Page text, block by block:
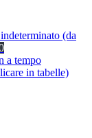
(da
a tempo
in tabelle)